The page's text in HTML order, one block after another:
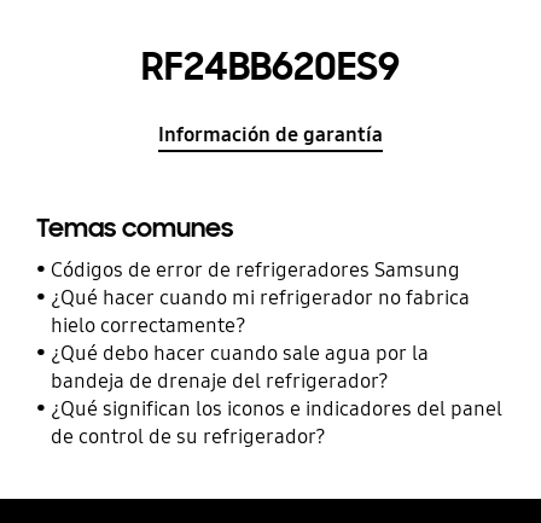
RF24BB620ES9
Información de garantía
Temas comunes
Códigos de error de refrigeradores Samsung
¿Qué hacer cuando mi refrigerador no fabrica
hielo correctamente?
¿Qué debo hacer cuando sale agua por la
bandeja de drenaje del refrigerador?
¿Qué significan los iconos e indicadores del panel
de control de su refrigerador?